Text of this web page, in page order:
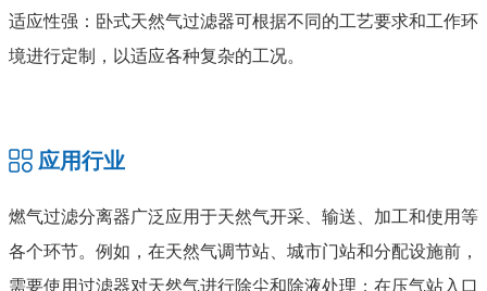
适应性强：卧式天然气过滤器可根据不同的工艺要求和工作环
境进行定制，以适应各种复杂的工况。
应用行业
燃气过滤分离器广泛应用于天然气开采、输送、加工和使用等
各个环节。例如，在天然气调节站、城市门站和分配设施前，
需要使用过滤器对天然气进行除尘和除液处理；在压气站入口